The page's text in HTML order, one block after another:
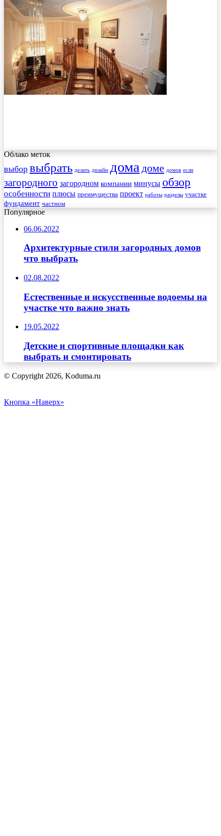
Облако меток
выбор выбрать делать дизайн дома доме домов если
загородного загородном компании минусы обзор
особенности плюсы преимущества проект работы разделы участке
фундамент частном
Популярное
06.06.2022
Архитектурные стили загородных домов
что выбрать
02.08.2022
Естественные и искусственные водоемы на
участке что важно знать
19.05.2022
Детские и спортивные площадки как
выбрать и смонтировать
© Copyright 2026, Koduma.ru
Кнопка «Наверх»